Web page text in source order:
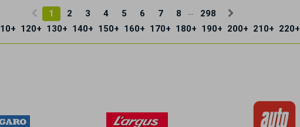
1
2 3 4 5 6 7 8 ...
298
120+ 130+ 140+ 150+ 160+ 170+ 180+ 190+ 200+ 210+ 220+